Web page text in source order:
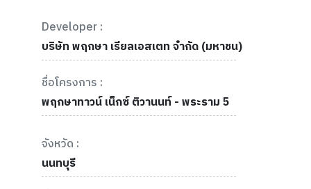
Developer :
บริษัท พฤกษา เรียลเอสเตท จำกัด (มหาชน)
ชื่อโครงการ :
พฤกษาทาวน์ เน็กซ์ ติวานนท์ - พระราม 5
จังหวัด :
นนทบุรี